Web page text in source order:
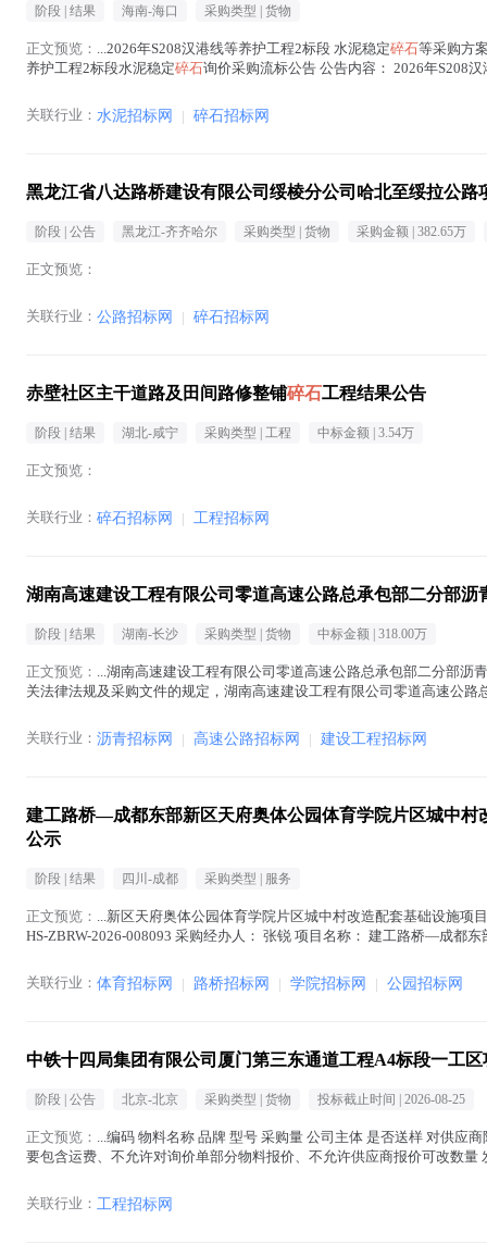
阶段 | 结果 海南-海口 采购类型 | 货物
正文预览： ...2026年S208汉港线等养护工程2标段 水泥稳定碎石等采购方
养护工程2标段水泥稳定碎石询价采购流标公告 公告内容： 2026年S208
关联行业： 水泥招标网 | 碎石招标网
黑龙江省八达路桥建设有限公司绥棱分公司哈北至绥拉公路
阶段 | 公告 黑龙江-齐齐哈尔 采购类型 | 货物 采购金额 | 382.65万
正文预览：
关联行业： 公路招标网 | 碎石招标网
赤壁社区主干道路及田间路修整铺碎石工程结果公告
阶段 | 结果 湖北-咸宁 采购类型 | 工程 中标金额 | 3.54万
正文预览：
关联行业： 碎石招标网 | 工程招标网
湖南高速建设工程有限公司零道高速公路总承包部二分部沥
阶段 | 结果 湖南-长沙 采购类型 | 货物 中标金额 | 318.00万
正文预览： ...湖南高速建设工程有限公司零道高速公路总承包部二分部沥
关法律法规及采购文件的规定，湖南高速建设工程有限公司零道高速公路
关联行业： 沥青招标网 | 高速公路招标网 | 建设工程招标网
建工路桥—成都东部新区天府奥体公园体育学院片区城中
公示
阶段 | 结果 四川-成都 采购类型 | 服务
正文预览： ...新区天府奥体公园体育学院片区城中村改造配套基础设施项
HS-ZBRW-2026-008093 采购经办人： 张锐 项目名称： 建工路桥—成都
关联行业： 体育招标网 | 路桥招标网 | 学院招标网 | 公园招标网
中铁十四局集团有限公司厦门第三东通道工程A4标段一工
阶段 | 公告 北京-北京 采购类型 | 货物 投标截止时间 | 2026-08-25
正文预览： ...编码 物料名称 品牌 型号 采购量 公司主体 是否送样 对供应
要包含运费、不允许对询价单部分物料报价、不允许供应商报价可改数
关联行业： 工程招标网